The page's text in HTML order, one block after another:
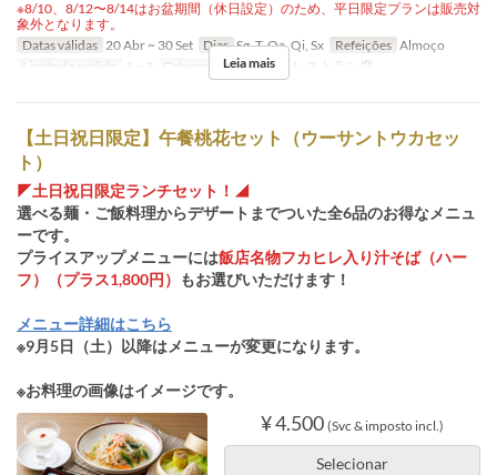
※8/10、8/12〜8/14はお盆期間（休日設定）のため、平日限定プランは販売対
象外となります。
Datas válidas 20 Abr ~ 30 Set Dias Sg, T, Qa, Qi, Sx Refeições Almoço
Limite de pedido
1 ~ 8 Categoria de Assento レストラン席
Leia mais
【土日祝日限定】午餐桃花セット（ウーサントウカセッ
ト）
◤土日祝日限定ランチセット！◢
選べる麺・ご飯料理からデザートまでついた全6品のお得なメニュ
ーです。
プライスアップメニューには飯店名物フカヒレ入り汁そば（ハー
フ）（プラス1,800円） もお選びいただけます！
メニュー詳細はこちら
※9月5日（土）以降はメニューが変更になります。
※お料理の画像はイメージです。
¥ 4.500 (Svc & imposto incl.)
Selecionar